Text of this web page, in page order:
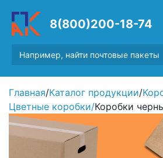
8(800)200-18-74
Главная/Каталог продукции/
Цветные коробки/Коробки